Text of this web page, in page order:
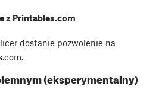
z Printables.com
dostanie pozwolenie na
(eksperymentalny)